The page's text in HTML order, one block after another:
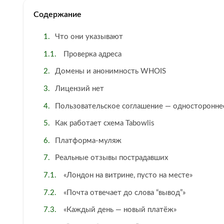
Содержание
Что они указывают
Проверка адреса
Домены и анонимность WHOIS
Лицензий нет
Пользовательское соглашение —
Как работает схема Tabowlis
Платформа-муляж
Реальные отзывы пострадавших
«Лондон на витрине, пусто на месте»
«Почта отвечает до слова “вывод”»
«Каждый день — новый платёж»